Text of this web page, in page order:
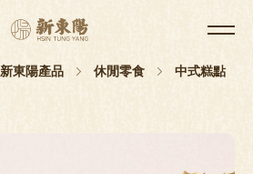
新東陽產品 休閒零食
中式糕點